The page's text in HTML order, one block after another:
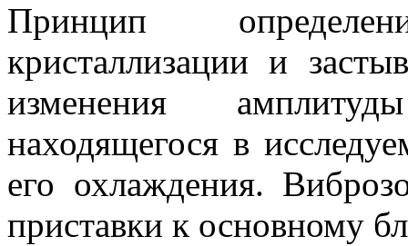
Принцип
кристаллизации и
изменения
находящегося в
его охлаждения.
приставки к основному